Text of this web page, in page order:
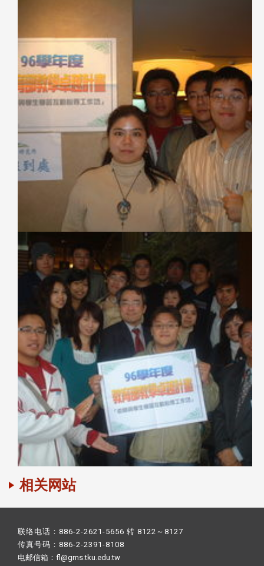
相关网站
联络电话：886-2-2621-5656 转 8122～8127
传真号码：886-2-2391-8108
电邮信箱：fl@gms.tku.edu.tw